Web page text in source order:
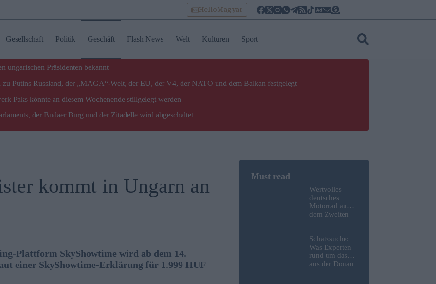
HelloMagyar
Gesellschaft Politik Geschäft Flash News Welt Kulturen Sport
ungarischen Präsidenten bekannt
Putins Russland, der „MAGA“-Welt, der EU, der V4, der NATO und dem Balkan festgelegt
Paks könnte an diesem Wochenende stillgelegt werden
der Budaer Burg und der Zitadelle wird abgeschaltet
kommt in Ungarn an
Plattform SkyShowtime wird ab dem 14.
einer SkyShowtime-Erklärung für 1.999 HUF
Wertvolles
deutsches
Motorrad aus
dem Zweiten
Überreste und
Sprengstoff aus
der Donau in
Budapest
Schatzsuche:
Was Experten
rund um das
aus der Donau